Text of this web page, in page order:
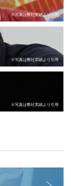
※写真は弊社実績より引用
※写真は弊社実績より引用
※写真は弊社実績より引用